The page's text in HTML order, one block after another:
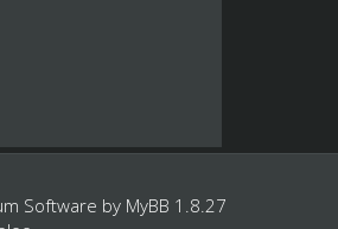
Software by MyBB 1.8.27